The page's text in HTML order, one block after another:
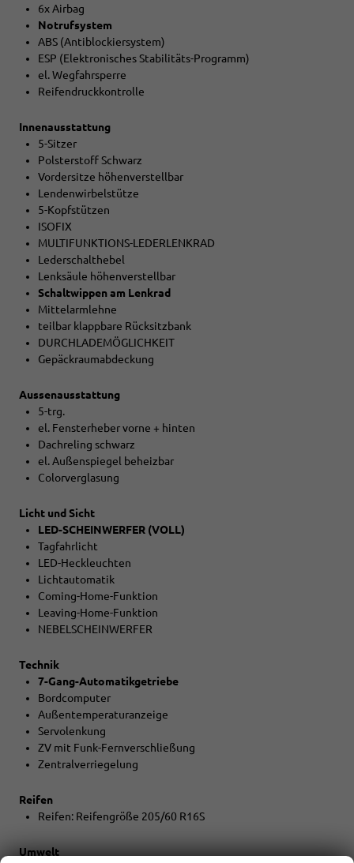
6x Airbag
Notrufsystem
ABS (Antiblockiersystem)
ESP (Elektronisches Stabilitäts-Programm)
el. Wegfahrsperre
Reifendruckkontrolle
Innenausstattung
5-Sitzer
Polsterstoff Schwarz
Vordersitze höhenverstellbar
Lendenwirbelstütze
5-Kopfstützen
ISOFIX
MULTIFUNKTIONS-LEDERLENKRAD
Lederschalthebel
Lenksäule höhenverstellbar
Schaltwippen am Lenkrad
Mittelarmlehne
teilbar klappbare Rücksitzbank
DURCHLADEMÖGLICHKEIT
Gepäckraumabdeckung
Aussenausstattung
5-trg.
el. Fensterheber vorne + hinten
Dachreling schwarz
el. Außenspiegel beheizbar
Colorverglasung
Licht und Sicht
LED-SCHEINWERFER (VOLL)
Tagfahrlicht
LED-Heckleuchten
Lichtautomatik
Coming-Home-Funktion
Leaving-Home-Funktion
NEBELSCHEINWERFER
Technik
7-Gang-Automatikgetriebe
Bordcomputer
Außentemperaturanzeige
Servolenkung
ZV mit Funk-Fernverschließung
Zentralverriegelung
Reifen
Reifen: Reifengröße 205/60 R16S
Umwelt